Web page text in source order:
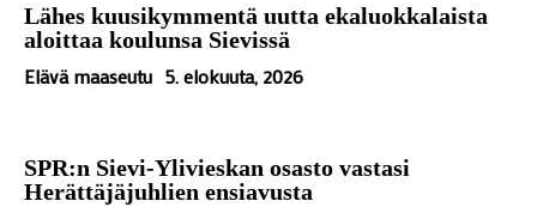
Lähes kuusikymmentä uutta ekaluokkalaista
aloittaa koulunsa Sievissä
Elävä maaseutu 5. elokuuta, 2026
SPR:n Sievi-Ylivieskan osasto vastasi
Herättäjäjuhlien ensiavusta